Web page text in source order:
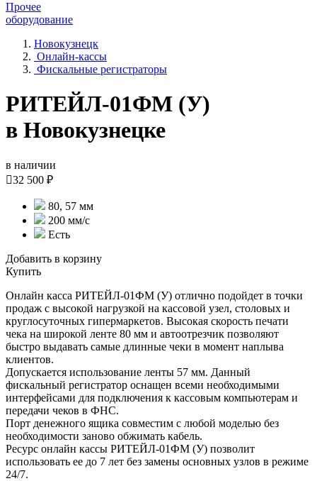
Прочее
оборудование
Новокузнецк
Онлайн-кассы
Фискальные регистраторы
РИТЕЙЛ-01ФМ (У)
в Новокузнецке
в наличии
32 500 ₽
80, 57 мм
200 мм/с
Есть
Добавить в корзину
Купить
Онлайн касса РИТЕЙЛ-01ФМ (У) отлично подойдет в точки
продаж с высокой нагрузкой на кассовой узел, столовых и
круглосуточных гипермаркетов. Высокая скорость печати
чека на широкой ленте 80 мм и автоотрезчик позволяют
быстро выдавать самые длинные чеки в момент наплыва
клиентов.
Допускается использование ленты 57 мм. Данный
фискальный регистратор оснащен всеми необходимыми
интерфейсами для подключения к кассовым компьютерам и
передачи чеков в ФНС.
Порт денежного ящика совместим с любой моделью без
необходимости заново обжимать кабель.
Ресурс онлайн кассы РИТЕЙЛ-01ФМ (У) позволит
использовать ее до 7 лет без замены основных узлов в режиме
24/7.